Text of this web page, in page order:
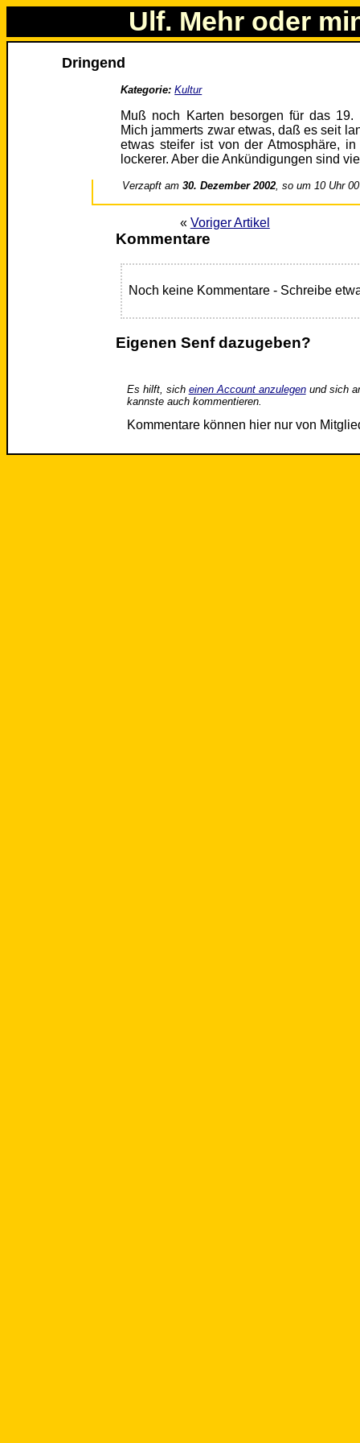
Ulf. Mehr oder
Dringend
Kategorie: Kultur
Muß noch Karten besorgen für das
Mich jammerts zwar etwas, daß es seit
etwas steifer ist von der Atmosphäre,
lockerer. Aber die Ankündigungen sind
Verzapft am30. Dezember 2002, so um 10 Uhr 00
« Voriger Artikel
Kommentare
Noch keine Kommentare - Schreibe
Eigenen Senf dazugeben?
Es hilft, sich einen Account anzulegenund sich
kannste auch kommentieren.
Kommentare können hier nur von